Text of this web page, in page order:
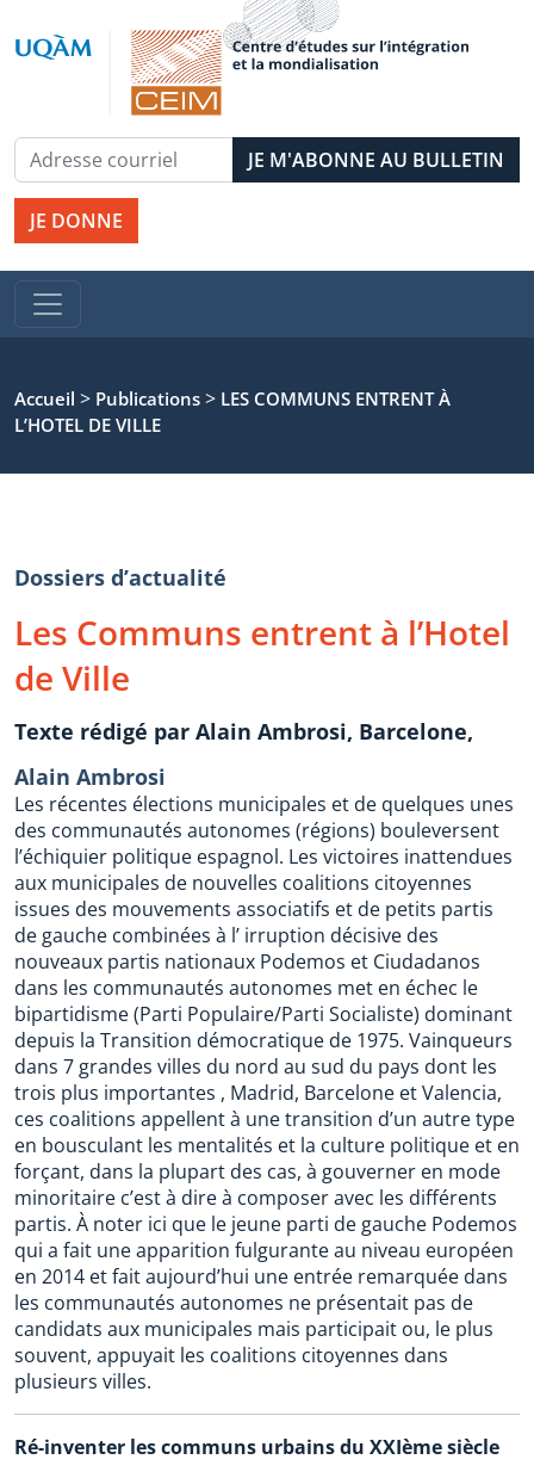
JE DONNE
Accueil > Publications > LES COMMUNS ENTRENT À
L’HOTEL DE VILLE
Dossiers d’actualité
Les Communs entrent à l’Hotel
de Ville
Texte rédigé par Alain Ambrosi, Barcelone,
Alain Ambrosi
Les récentes élections municipales et de quelques unes
des communautés autonomes (régions) bouleversent
l’échiquier politique espagnol. Les victoires inattendues
aux municipales de nouvelles coalitions citoyennes
issues des mouvements associatifs et de petits partis
de gauche combinées à l’ irruption décisive des
nouveaux partis nationaux Podemos et Ciudadanos
dans les communautés autonomes met en échec le
bipartidisme (Parti Populaire/Parti Socialiste) dominant
depuis la Transition démocratique de 1975. Vainqueurs
dans 7 grandes villes du nord au sud du pays dont les
trois plus importantes , Madrid, Barcelone et Valencia,
ces coalitions appellent à une transition d’un autre type
en bousculant les mentalités et la culture politique et en
forçant, dans la plupart des cas, à gouverner en mode
minoritaire c’est à dire à composer avec les différents
partis. À noter ici que le jeune parti de gauche Podemos
qui a fait une apparition fulgurante au niveau européen
en 2014 et fait aujourd’hui une entrée remarquée dans
les communautés autonomes ne présentait pas de
candidats aux municipales mais participait ou, le plus
souvent, appuyait les coalitions citoyennes dans
plusieurs villes.
Ré-inventer les communs urbains du XXIème siècle